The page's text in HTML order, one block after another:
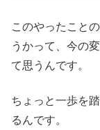
このやったこと
うかって、今の
て思うんです。
ちょっと一歩を
るんです。